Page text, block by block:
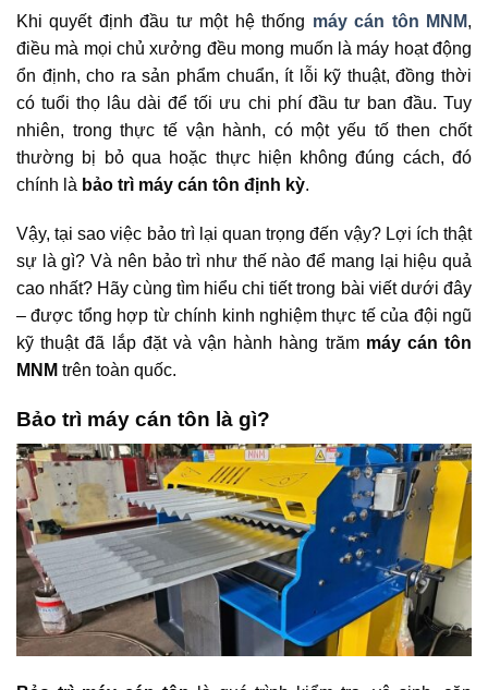
Khi quyết định đầu tư một hệ thống máy cán tôn MNM,
điều mà mọi chủ xưởng đều mong muốn là máy hoạt động
ổn định, cho ra sản phẩm chuẩn, ít lỗi kỹ thuật, đồng thời
có tuổi thọ lâu dài để tối ưu chi phí đầu tư ban đầu. Tuy
nhiên, trong thực tế vận hành, có một yếu tố then chốt
thường bị bỏ qua hoặc thực hiện không đúng cách, đó
chính là bảo trì máy cán tôn định kỳ.
Vậy, tại sao việc bảo trì lại quan trọng đến vậy? Lợi ích thật
sự là gì? Và nên bảo trì như thế nào để mang lại hiệu quả
cao nhất? Hãy cùng tìm hiểu chi tiết trong bài viết dưới đây
– được tổng hợp từ chính kinh nghiệm thực tế của đội ngũ
kỹ thuật đã lắp đặt và vận hành hàng trăm máy cán tôn
MNM trên toàn quốc.
Bảo trì máy cán tôn là gì?